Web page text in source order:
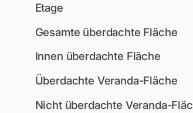
Etage
Gesamte überdachte Fläche
Innen überdachte Fläche
Überdachte Veranda-Fläche
Nicht überdachte Veranda-